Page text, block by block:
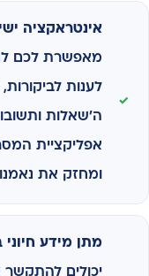
אינטראקציה
מאפשרת לכם
לענות
ה'שאלות
אפליקציית
ומחזק את
מתן מידע
יכולים להתקשר